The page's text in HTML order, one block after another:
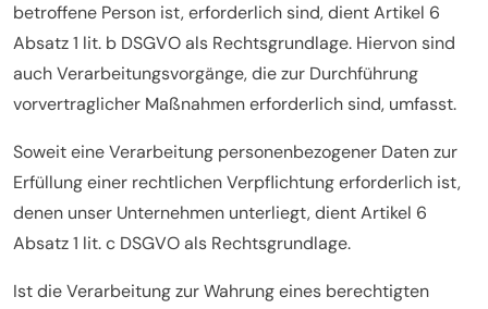
betroffene Person ist, erforderlich sind, dient Artikel 6
Absatz 1 lit. b DSGVO als Rechtsgrundlage. Hiervon sind
auch Verarbeitungsvorgänge, die zur Durchführung
vorvertraglicher Maßnahmen erforderlich sind, umfasst.
Soweit eine Verarbeitung personenbezogener Daten zur
Erfüllung einer rechtlichen Verpflichtung erforderlich ist,
denen unser Unternehmen unterliegt, dient Artikel 6
Absatz 1 lit. c DSGVO als Rechtsgrundlage.
Ist die Verarbeitung zur Wahrung eines berechtigten